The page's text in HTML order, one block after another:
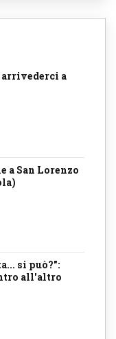
arrivederci a
a San Lorenzo
si può?":
all'altro